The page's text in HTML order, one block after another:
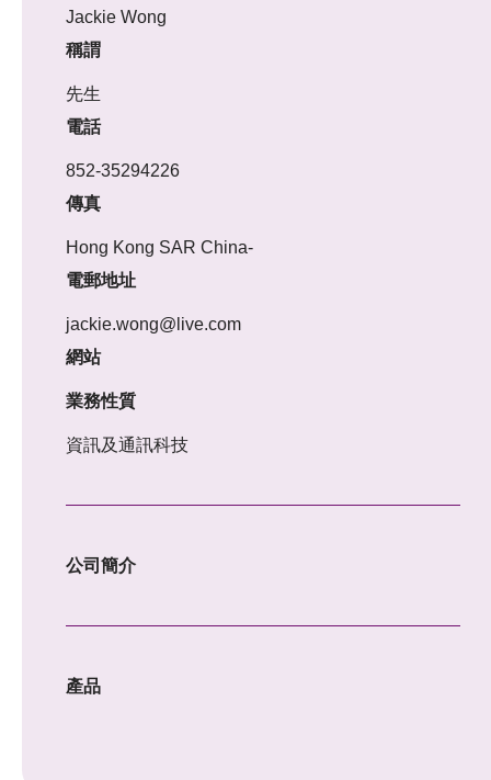
Jackie Wong
稱謂
先生
電話
852-35294226
傳真
Hong Kong SAR China-
電郵地址
jackie.wong@live.com
網站
業務性質
資訊及通訊科技
公司簡介
產品